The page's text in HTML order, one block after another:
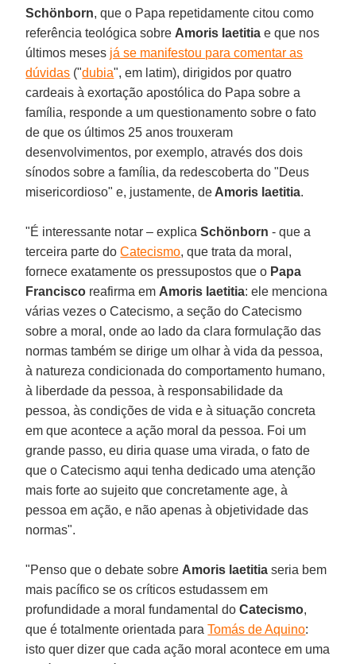
Schönborn, que o Papa repetidamente citou como
referência teológica sobre Amoris laetitia e que nos
últimos meses já se manifestou para comentar as
dúvidas ("dubia", em latim), dirigidos por quatro
cardeais à exortação apostólica do Papa sobre a
família, responde a um questionamento sobre o fato
de que os últimos 25 anos trouxeram
desenvolvimentos, por exemplo, através dos dois
sínodos sobre a família, da redescoberta do "Deus
misericordioso" e, justamente, de Amoris laetitia.
"É interessante notar – explicaSchönborn - que a
terceira parte doCatecismo, que trata da moral,
fornece exatamente os pressupostos que o Papa
Francisco reafirma em Amoris laetitia: ele menciona
várias vezes o Catecismo, a seção do Catecismo
sobre a moral, onde ao lado da clara formulação das
normas também se dirige um olhar à vida da pessoa,
à natureza condicionada do comportamento humano,
à liberdade da pessoa, à responsabilidade da
pessoa, às condições de vida e à situação concreta
em que acontece a ação moral da pessoa. Foi um
grande passo, eu diria quase uma virada, o fato de
que o Catecismo aqui tenha dedicado uma atenção
mais forte ao sujeito que concretamente age, à
pessoa em ação, e não apenas à objetividade das
normas".
"Penso que o debate sobre Amoris laetitia seria bem
mais pacífico se os críticos estudassem em
profundidade a moral fundamental doCatecismo,
que é totalmente orientada paraTomás de Aquino:
isto quer dizer que cada ação moral acontece em uma